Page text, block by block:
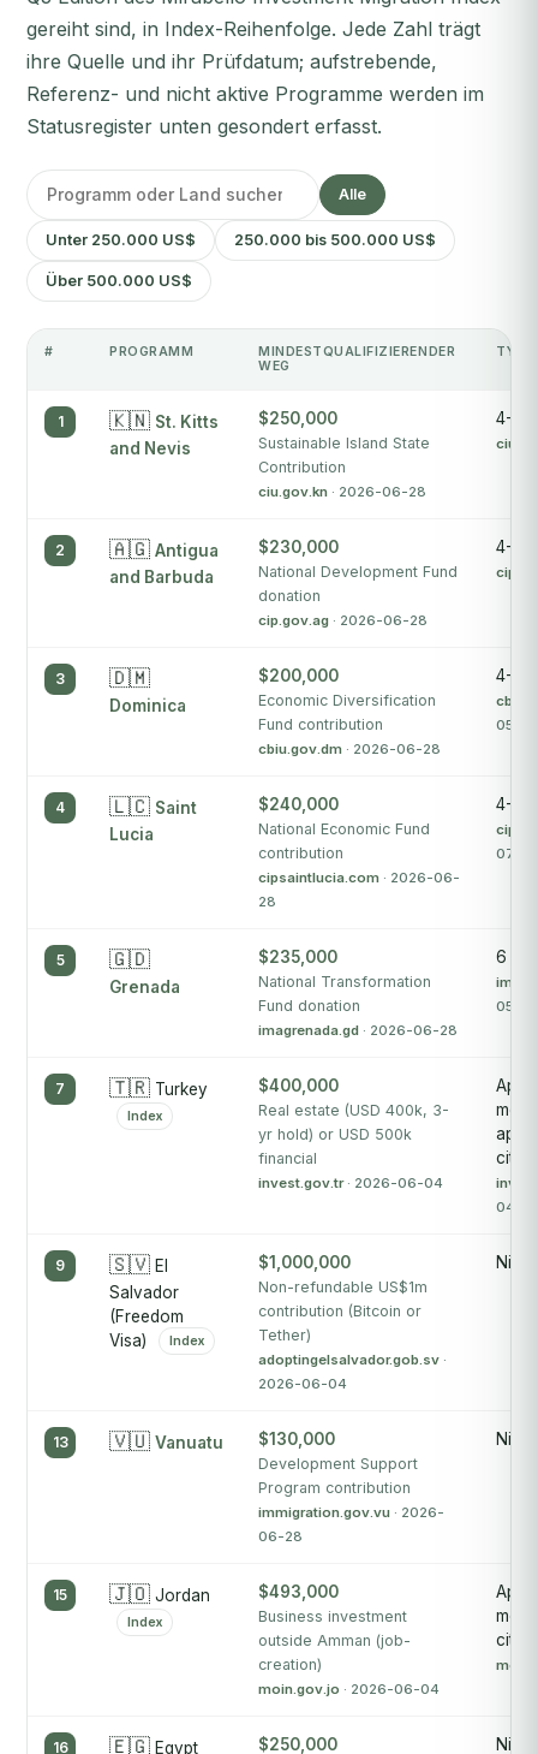
gereiht sind, in Index-Reihenfolge. Jede Zahl trägt
ihre Quelle und ihr Prüfdatum; aufstrebende,
Referenz- und nicht aktive Programme werden im
Statusregister unten gesondert erfasst.
Alle
Unter 250.000 US$ 250.000 bis 500.000 US$
Über 500.000 US$
# PROGRAMM
MINDESTQUALIFIZIERENDER
WEG
1 🇰🇳 St. Kitts
and Nevis
$250,000
Sustainable Island State
Contribution
ciu.gov.kn · 2026-06-28
4-6
2 🇦🇬 Antigua
and Barbuda
$230,000
National Development Fund
donation
cip.gov.ag · 2026-06-28
4-7
3 🇩🇲
Dominica
$200,000
Economic Diversification
Fund contribution
cbiu.gov.dm · 2026-06-28
4-6
05
4 🇱🇨 Saint
Lucia
$240,000
National Economic Fund
contribution
cipsaintlucia.com · 2026-06-
28
4-5
07-
5 🇬🇩
Grenada
$235,000
National Transformation
Fund donation
imagrenada.gd · 2026-06-28
6
05
7 🇹🇷 Turkey
Index
$400,000
Real estate (USD 400k, 3-
yr hold) or USD 500k
financial
invest.gov.tr· 2026-06-04
04
9 🇸🇻 El
Salvador
(Freedom
Visa)
Index
$1,000,000
Non-refundable US$1m
contribution (Bitcoin or
Tether)
adoptingelsalvador.gob.sv ·
2026-06-04
13 🇻🇺 Vanuatu $130,000
Development Support
Program contribution
immigration.gov.vu · 2026-
06-28
15 🇯🇴 Jordan
Index
$493,000
Business investment
outside Amman (job-
creation)
moin.gov.jo · 2026-06-04
16 🇪🇬 Egypt $250,000